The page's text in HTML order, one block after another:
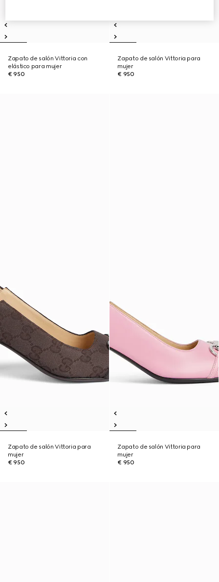
Zapato de salón Vittoria con
elástico para mujer
€ 950
Zapato de salón Vittoria para
mujer
€ 950
Zapato de salón Vittoria para
mujer
€ 950
Zapato de salón Vittoria para
mujer
€ 950